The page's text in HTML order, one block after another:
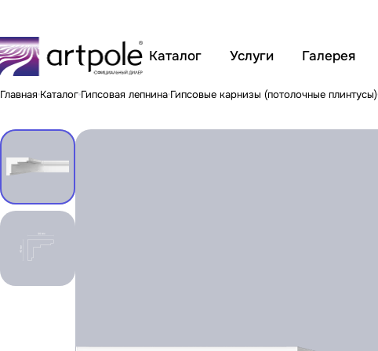
Каталог Услуги Галерея
Главная Каталог Гипсовая лепнина Гипсовые карнизы (потолочные плинтусы)